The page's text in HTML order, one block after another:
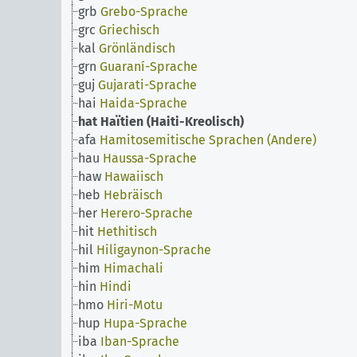
grb Grebo-Sprache
grc Griechisch
kal Grönländisch
grn Guaraní-Sprache
guj Gujarati-Sprache
hai Haida-Sprache
hat Haïtien (Haiti-Kreolisch)
afa Hamitosemitische Sprachen (Andere)
hau Haussa-Sprache
haw Hawaiisch
heb Hebräisch
her Herero-Sprache
hit Hethitisch
hil Hiligaynon-Sprache
him Himachali
hin Hindi
hmo Hiri-Motu
hup Hupa-Sprache
iba Iban-Sprache